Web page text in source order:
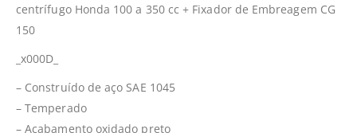
centrífugo Honda 100 a 350 cc + Fixador de Embreagem CG
150
_x000D_
– Construído de aço SAE 1045
– Temperado
– Acabamento oxidado preto